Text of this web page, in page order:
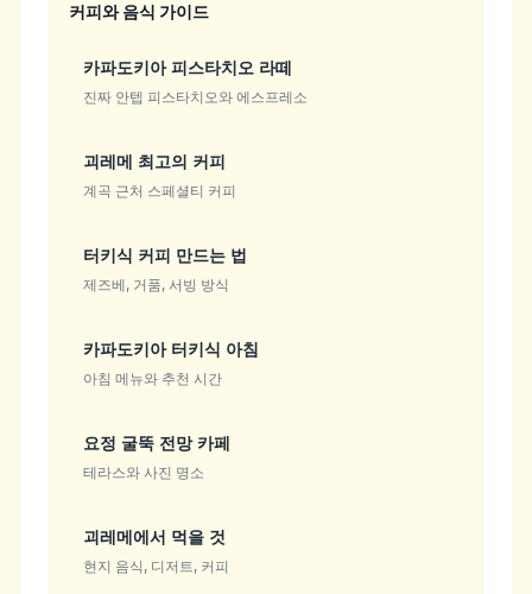
커피와 음식 가이드
카파도키아 피스타치오 라떼
진짜 안텝 피스타치오와 에스프레소
괴레메 최고의 커피
계곡 근처 스페셜티 커피
터키식 커피 만드는 법
제즈베, 거품, 서빙 방식
카파도키아 터키식 아침
아침 메뉴와 추천 시간
요정 굴뚝 전망 카페
테라스와 사진 명소
괴레메에서 먹을 것
현지 음식, 디저트, 커피